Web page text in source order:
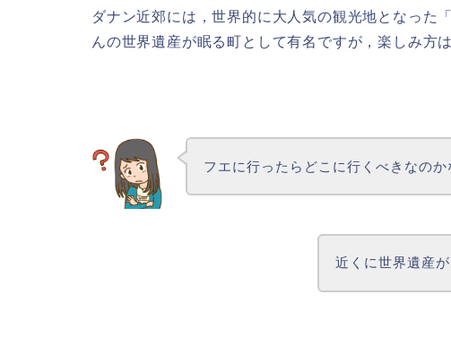
ダナン近郊には，世界的に大人気の観光地となった
んの世界遺産が眠る町として有名ですが，楽しみ方
フエに行ったらどこに行くべきなのか
近くに世界遺産